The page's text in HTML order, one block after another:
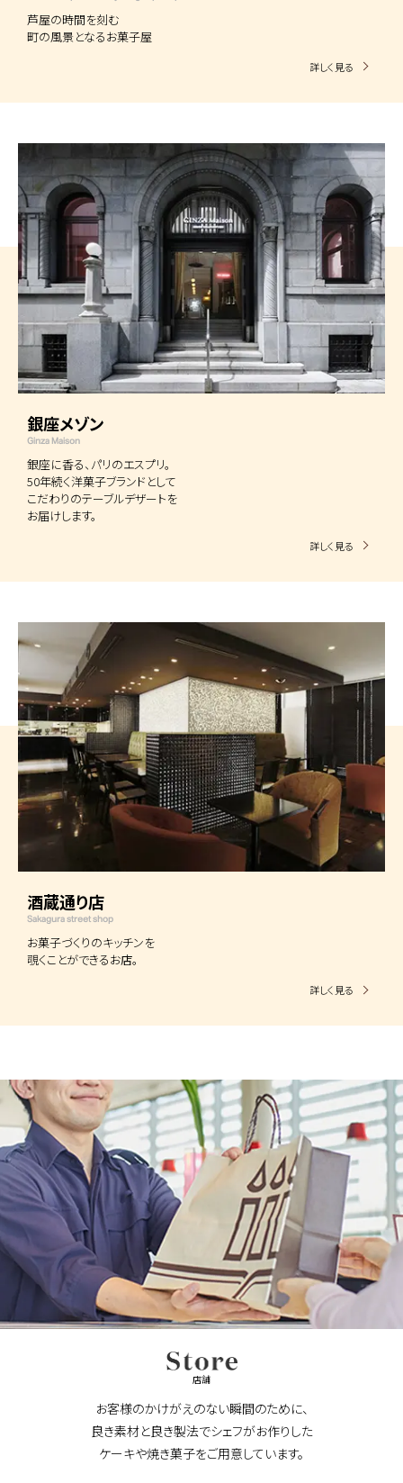
芦屋の時間を刻む
町の風景となるお菓子屋
詳しく見る
銀座メゾン
Ginza Maison
銀座に香る、パリのエスプリ。
50年続く洋菓子ブランドとして
こだわりのテーブルデザートを
お届けします。
詳しく見る
酒蔵通り店
Sakagura street shop
お菓子づくりのキッチンを
覗くことができるお店。
詳しく見る
店舗
お客様のかけがえのない瞬間のために、
良き素材と良き製法でシェフがお作りした
ケーキや焼き菓子をご用意しています。